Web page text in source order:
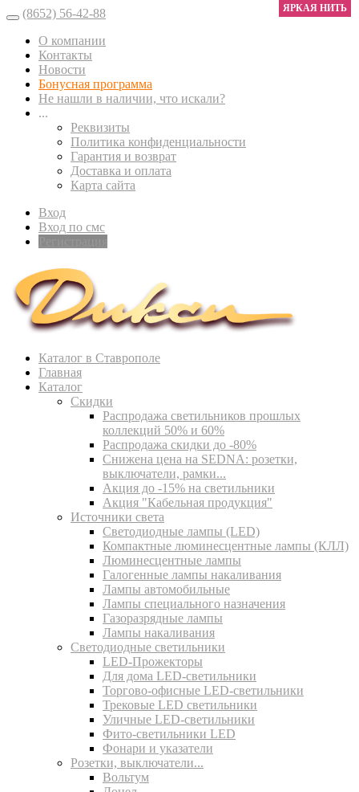
(8652) 56-42-88
О компании
Контакты
Новости
Бонусная программа
Не нашли в наличии, что искали?
...
Реквизиты
Политика конфиденциальности
Гарантия и возврат
Доставка и оплата
Карта сайта
Вход
Вход по смс
Каталог в Ставрополе
Главная
Каталог
Скидки
Распродажа светильников прошлых
коллекций 50% и 60%
Распродажа скидки до -80%
Cнижена цена на SEDNA: розетки,
выключатели, рамки...
Акция до -15% на светильники
Акция "Кабельная продукция"
Источники света
Светодиодные лампы (LED)
Компактные люминесцентные лампы (КЛЛ)
Люминесцентные лампы
Галогенные лампы накаливания
Лампы автомобильные
Лампы специального назначения
Газоразрядные лампы
Лампы накаливания
Светодиодные светильники
LED-Прожекторы
Для дома LED-светильники
Торгово-офисные LED-светильники
Трековые LED светильники
Уличные LED-светильники
Фито-светильники LED
Фонари и указатели
Розетки, выключатели...
Вольтум
ЯРКАЯ НИТЬ